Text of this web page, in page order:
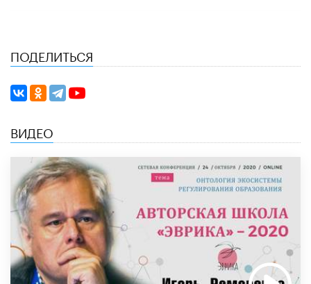
ПОДЕЛИТЬСЯ
ВИДЕО